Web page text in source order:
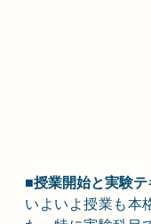
■授業開始と実験
いよいよ授業も本